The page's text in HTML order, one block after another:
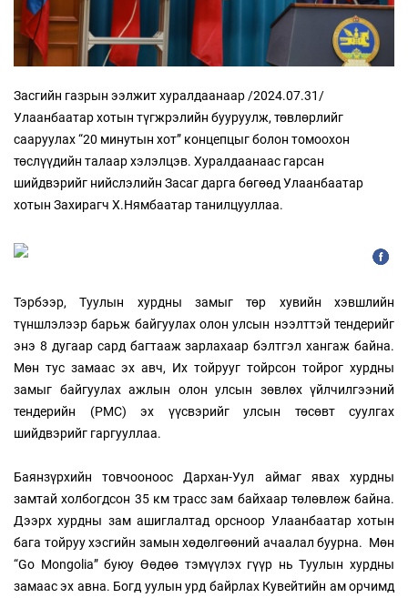
Засгийн газрын ээлжит хуралдаанаар /2024.07.31/
Улаанбаатар хотын түгжрэлийн бууруулж, төвлөрлийг
сааруулах “20 минутын хот” концепцыг болон томоохон
төслүүдийн талаар хэлэлцэв. Хуралдаанаас гарсан
шийдвэрийг нийслэлийн Засаг дарга бөгөөд Улаанбаатар
хотын Захирагч Х.Нямбаатар танилцууллаа.
Тэрбээр, Туулын хурдны замыг төр хувийн хэвшлийн
түншлэлээр барьж байгуулах олон улсын нээлттэй тендерийг
энэ 8 дугаар сард багтааж зарлахаар бэлтгэл хангаж байна.
Мөн тус замаас эх авч, Их тойрууг тойрсон тойрог хурдны
замыг байгуулах ажлын олон улсын зөвлөх үйлчилгээний
тендерийн (PMC) эх үүсвэрийг улсын төсөвт суулгах
шийдвэрийг гаргууллаа.
Баянзүрхийн товчооноос Дархан-Уул аймаг явах хурдны
замтай холбогдсон 35 км трасс зам байхаар төлөвлөж байна.
Дээрх хурдны зам ашиглалтад орсноор Улаанбаатар хотын
бага тойруу хэсгийн замын хөдөлгөөний ачаалал буурна. Мөн
“Go Mongolia” буюу Өөдөө тэмүүлэх гүүр нь Туулын хурдны
замаас эх авна. Богд уулын урд байрлах Кувейтийн ам орчимд